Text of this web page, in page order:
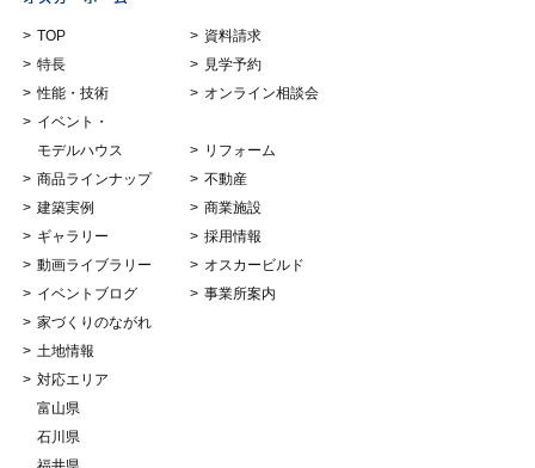
TOP
特長
性能・技術
イベント・
モデルハウス
商品ラインナップ
建築実例
ギャラリー
動画ライブラリー
イベントブログ
家づくりのながれ
土地情報
対応エリア
富山県
石川県
資料請求
見学予約
オンライン相談会
リフォーム
不動産
商業施設
採用情報
オスカービルド
事業所案内